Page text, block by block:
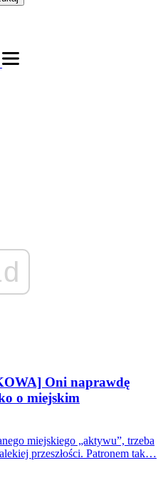
Oni naprawdę
o miejskim
miejskiego „aktywu”, trzeba
przeszłości. Patronem tak…